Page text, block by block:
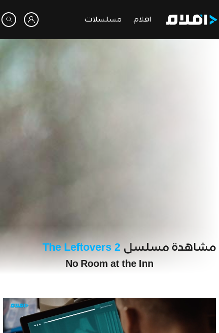
افلام مسلسلات
مشاهدة مسلسل The Leftovers 2
No Room at the Inn